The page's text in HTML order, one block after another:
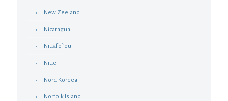
New Zeeland
Nicaragua
Niuafo`ou
Niue
Nord Koreea
Norfolk Island